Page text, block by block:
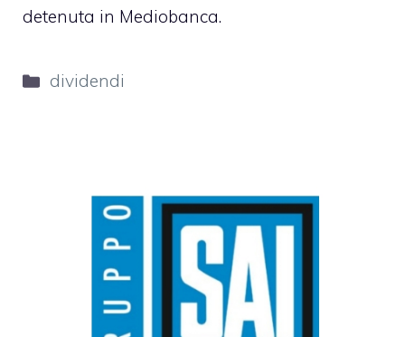
detenuta in Mediobanca.
Categorie
dividendi